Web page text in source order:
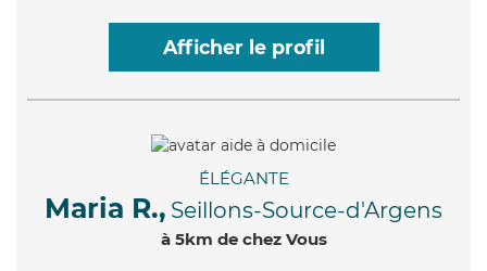
Afficher le profil
ÉLÉGANTE
Maria R., Seillons-Source-d'Argens
à 5km de chez Vous